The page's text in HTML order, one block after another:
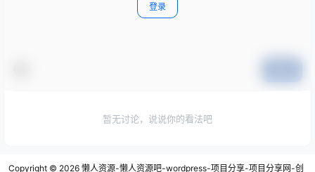
登录
暂无讨论，说说你的看法吧
Copyright © 2026 懒人资源-懒人资源吧-wordpress-项目分享-项目分享网-创